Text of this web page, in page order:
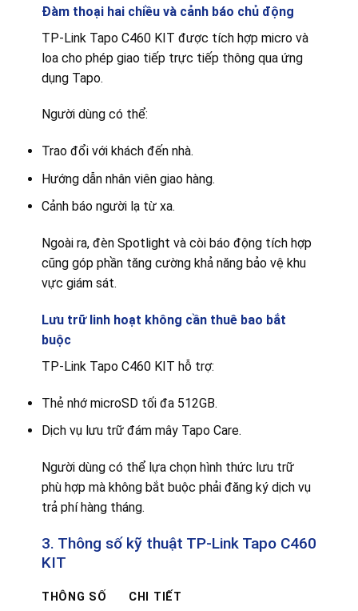
Đàm thoại hai chiều và cảnh báo chủ động
TP-Link Tapo C460 KIT được tích hợp micro và
loa cho phép giao tiếp trực tiếp thông qua ứng
dụng Tapo.
Người dùng có thể:
Trao đổi với khách đến nhà.
Hướng dẫn nhân viên giao hàng.
Cảnh báo người lạ từ xa.
Ngoài ra, đèn Spotlight và còi báo động tích hợp
cũng góp phần tăng cường khả năng bảo vệ khu
vực giám sát.
Lưu trữ linh hoạt không cần thuê bao bắt
buộc
TP-Link Tapo C460 KIT hỗ trợ:
Thẻ nhớ microSD tối đa 512GB.
Dịch vụ lưu trữ đám mây Tapo Care.
Người dùng có thể lựa chọn hình thức lưu trữ
phù hợp mà không bắt buộc phải đăng ký dịch vụ
trả phí hàng tháng.
3. Thông số kỹ thuật TP-Link Tapo C460
KIT
THÔNG SỐ CHI TIẾT